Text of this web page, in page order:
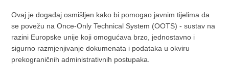
Ovaj je događaj osmišljen kako bi pomogao javnim tijelima da
se povežu na Once-Only Technical System (OOTS) - sustav na
razini Europske unije koji omogućava brzo, jednostavno i
sigurno razmjenjivanje dokumenata i podataka u okviru
prekograničnih administrativnih postupaka.